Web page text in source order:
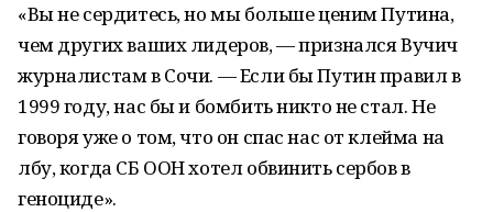
«Вы не сердитесь, но мы больше ценим Путина,
чем других ваших лидеров, — признался Вучич
журналистам в Сочи. — Если бы Путин правил в
1999 году, нас бы и бомбить никто не стал. Не
говоря уже о том, что он спас нас от клейма на
лбу, когда СБ ООН хотел обвинить сербов в
геноциде».